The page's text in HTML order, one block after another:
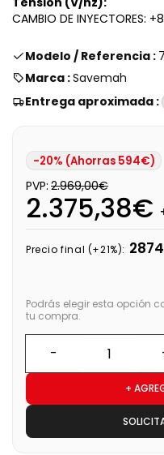
CAMBIO DE INYECTORES:
Modelo / Referencia :
Marca :Savemah
Entrega aproximada :
-20% (Ahorras 594€)
PVP: 2.969,00€
2.375,38€
Precio final (+21%):
Podrás elegir esta opción
tu compra.
+